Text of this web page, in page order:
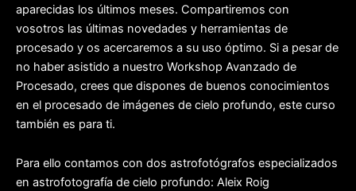
aparecidas los últimos meses. Compartiremos con
vosotros las últimas novedades y herramientas de
procesado y os acercaremos a su uso óptimo. Si a pesar de
no haber asistido a nuestro Workshop Avanzado de
Procesado, crees que dispones de buenos conocimientos
en el procesado de imágenes de cielo profundo, este curso
también es para ti.
Para ello contamos con dos astrofotógrafos especializados
en astrofotografía de cielo profundo: Aleix Roig